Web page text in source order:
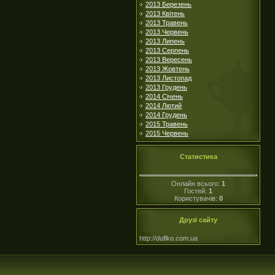
2013 Березень
2013 Квітень
2013 Травень
2013 Червень
2013 Липень
2013 Серпень
2013 Вересень
2013 Жовтень
2013 Листопад
2013 Грудень
2014 Січень
2014 Лютий
2014 Грудень
2015 Травень
2015 Червень
Статистика
Онлайн всього: 1
Гостей: 1
Користувачів: 0
Друзі сайту
http://duflko.com.ua